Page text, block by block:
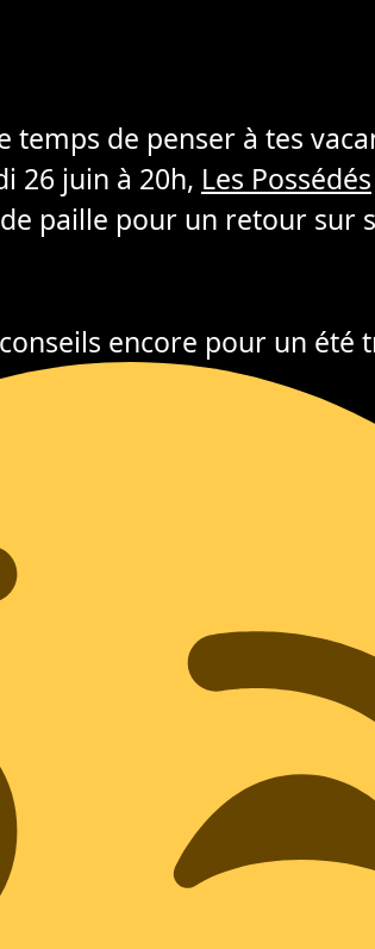
de penser à tes
26 juin à 20h, Les Possédés
paille pour un retour sur
encore pour un